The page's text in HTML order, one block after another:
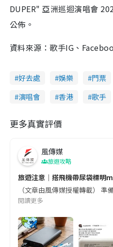
DUPER" 亞洲巡迴演唱會
公佈。
資料來源：歌手IG、
好去處 娛樂 門票
演唱會
香港 歌手
更多真實評價
風傳媒
旅遊攻略
旅遊注意｜搭飛機帶尿袋標明
（文章由風傳媒授權轉載）
閱讀更多